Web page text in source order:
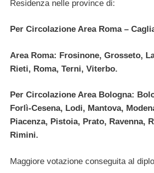
Residenza nelle province di:
Per Circolazione Area Roma –
Area Roma: Frosinone, Grosseto,
Rieti, Roma, Terni, Viterbo.
Per Circolazione Area Bologna:
Forlì-Cesena, Lodi, Mantova,
Piacenza, Pistoia, Prato, Ravenna,
Rimini.
Maggiore votazione conseguita al